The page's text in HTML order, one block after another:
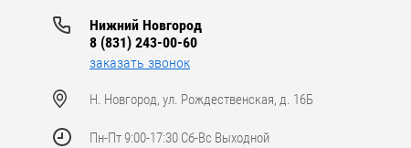
Нижний Новгород
8 (831) 243-00-60
заказать звонок
Н. Новгород, ул. Рождественская, д. 16Б
Пн-Пт 9:00-17:30 Сб-Вс Выходной